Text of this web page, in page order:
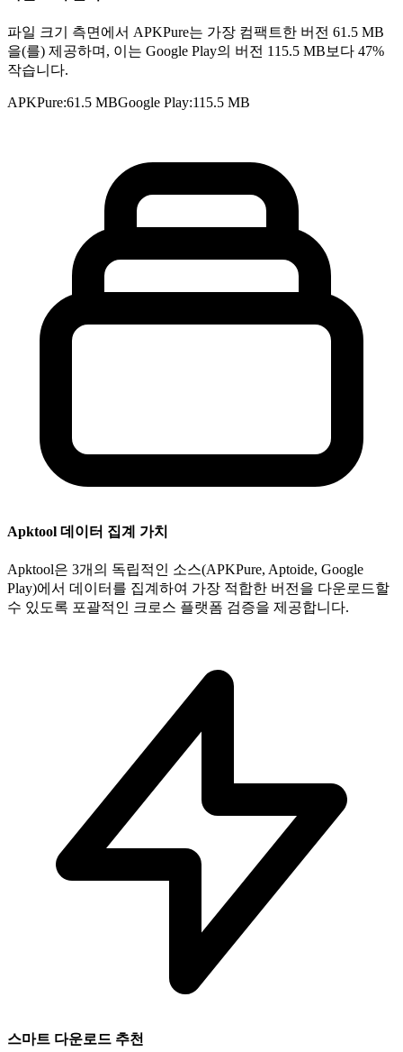
파일 크기 측면에서 APKPure는 가장 컴팩트한 버전 61.5 MB
을(를) 제공하며, 이는 Google Play의 버전 115.5 MB보다 47%
작습니다.
APKPure:61.5 MBGoogle Play:115.5 MB
Apktool 데이터 집계 가치
Apktool은 3개의 독립적인 소스(APKPure, Aptoide, Google
Play)에서 데이터를 집계하여 가장 적합한 버전을 다운로드할
수 있도록 포괄적인 크로스 플랫폼 검증을 제공합니다.
스마트 다운로드 추천